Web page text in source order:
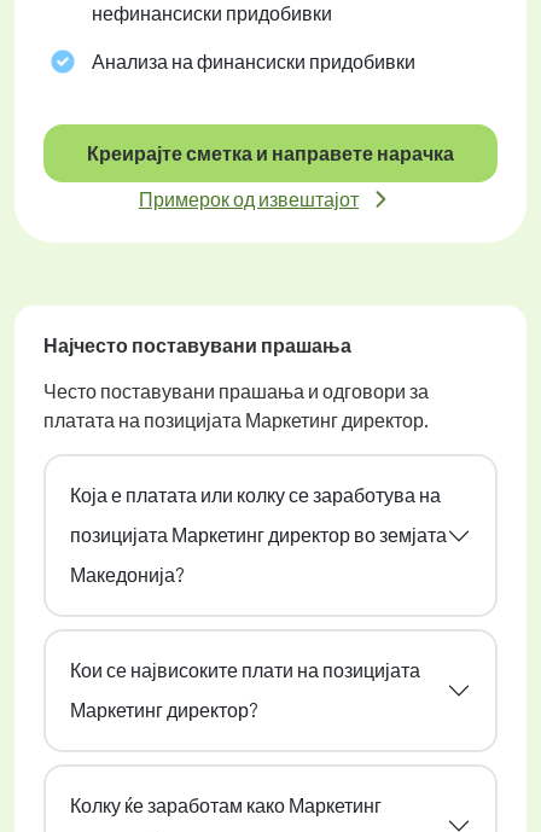
нефинансиски придобивки
Анализа на финансиски придобивки
Креирајте сметка и направете нарачка
Примерок од извештајот
Најчесто поставувани прашања
Често поставувани прашања и одговори за
платата на позицијата Маркетинг директор.
Која е платата или колку се заработува на
позицијата Маркетинг директор во земјата
Македонија?
Кои се највисоките плати на позицијата
Маркетинг директор?
Колку ќе заработам како Маркетинг